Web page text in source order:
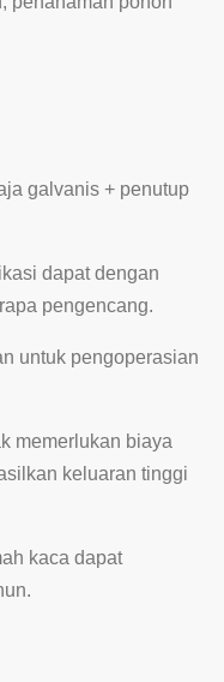
galvanis + penutup
dapat dengan
pengencang.
untuk pengoperasian
memerlukan biaya
keluaran tinggi
kaca dapat